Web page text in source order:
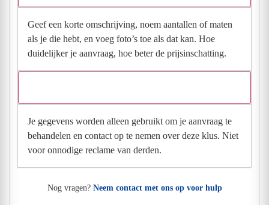
Geef een korte omschrijving, noem aantallen of maten
als je die hebt, en voeg foto’s toe als dat kan. Hoe
duidelijker je aanvraag, hoe beter de prijsinschatting.
Je gegevens worden alleen gebruikt om je aanvraag te
behandelen en contact op te nemen over deze klus. Niet
voor onnodige reclame van derden.
Nog vragen? Neem contact met ons op voor hulp